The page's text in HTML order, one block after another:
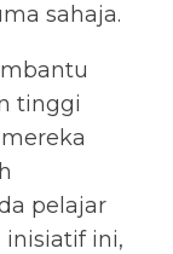
sahaja.
tinggi
pelajar
inisiatif ini,